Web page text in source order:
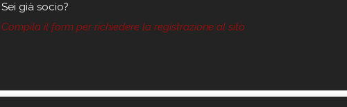
Sei già socio?
Compila il form per richiedere la registrazione al sito